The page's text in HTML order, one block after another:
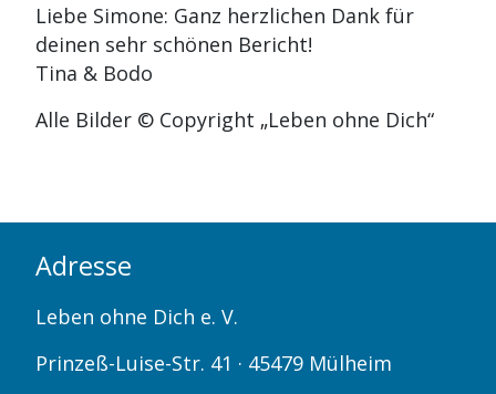
Liebe Simone: Ganz herzlichen Dank für
deinen sehr schönen Bericht!
Tina & Bodo
Alle Bilder © Copyright „Leben ohne Dich“
Adresse
Leben ohne Dich e. V.
Prinzeß-Luise-Str. 41 · 45479 Mülheim